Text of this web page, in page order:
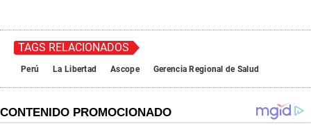
TAGS RELACIONADOS
Perú La Libertad Ascope Gerencia Regional de Salud